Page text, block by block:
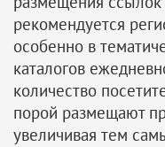
рекомендуется
особенно в
каталогов
количество
порой размещают
увеличивая тем